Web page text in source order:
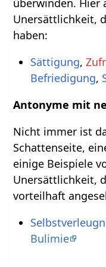
überwinden. Hier
Unersättlichkeit,
haben:
Sättigung,
Befriedigung,
Antonyme mit
Nicht immer ist
Schattenseite,
einige Beispiele
Unersättlichkeit,
vorteilhaft
Bulimie